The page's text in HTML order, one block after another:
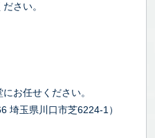
さい。
お任せください。
玉県川口市芝6224-1）